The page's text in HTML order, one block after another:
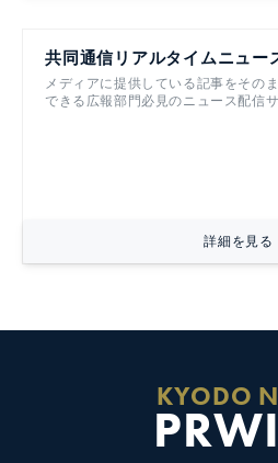
共同通信リアルタイムニュー
メディアに提供している記事をその
できる広報部門必見のニュース配信
詳細を見る
KYODO